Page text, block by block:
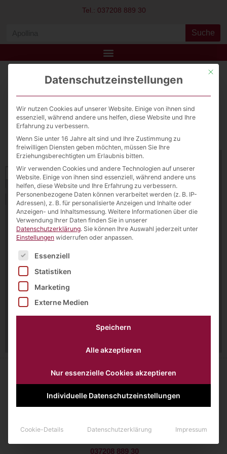
Tel.: 037208 889 30
Suche
SJ Apollina
Download File
View Fullscreen
09244 Lichtenau
037208 889 30
Mit
Datenschutzeinstellungen
Wir nutzen Cookies auf unserer Website. Einige von ihnen sind
essenziell, während andere uns helfen, diese Website und Ihre
Erfahrung zu verbessern.
Wenn Sie unter 16 Jahre alt sind und Ihre Zustimmung zu
freiwilligen Diensten geben möchten, müssen Sie Ihre
Erziehungsberechtigten um Erlaubnis bitten.
Wir verwenden Cookies und andere Technologien auf unserer
Website. Einige von ihnen sind essenziell, während andere uns
helfen, diese Website und Ihre Erfahrung zu verbessern.
Personenbezogene Daten können verarbeitet werden (z. B. IP-
Adressen), z. B. für personalisierte Anzeigen und Inhalte oder
Anzeigen- und Inhaltsmessung. Weitere Informationen über die
Verwendung Ihrer Daten finden Sie in unserer
Datenschutzerklärung. Sie können Ihre Auswahl jederzeit unter
Einstellungen widerrufen oder anpassen.
Es folgt eine Liste der Service-Gruppen, für die eine
Essenziell
Statistiken
Marketing
Externe Medien
Speichern
Alle akzeptieren
Nur essenzielle Cookies akzeptieren
Individuelle Datenschutzeinstellungen
Cookie-Details Datenschutzerklärung Impressum